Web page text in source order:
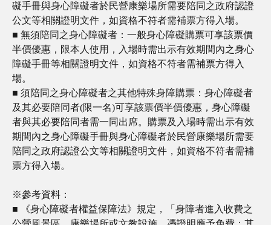
礙手冊與身心障礙者於民營康樂場所需要陪同之政府認證
公文等相關證明文件，如資格不符者需補票方得入場。
■ 無須陪同之身心障礙者：一般身心障礙購票可享該票價
半價優惠，限本人使用，入場時需出示有效期間內之身心
障礙手冊等相關證明文件，如資格不符者需補票方得入
場。
■ 須陪同之身心障礙者之其他特殊身障購票：身心障礙者
及其必要陪同者(限一名)可享該票價半價優惠，身心障礙
者與其必要陪同者需一同出席。購票及入場時需出示有效
期間內之身心障礙手冊與身心障礙者於民營康樂場所需要
陪同之政府認證公文等相關證明文件，如資格不符者需補
票方得入場。
※參考資料：
■
《身心障礙者權益保障法》規定，「身障者進入收費之